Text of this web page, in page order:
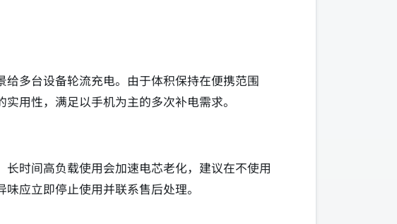
多台设备轮流充电。由于体积保持在便携范围
用性，满足以手机为主的多次补电需求。
时间高负载使用会加速电芯老化，建议在不使用
应立即停止使用并联系售后处理。